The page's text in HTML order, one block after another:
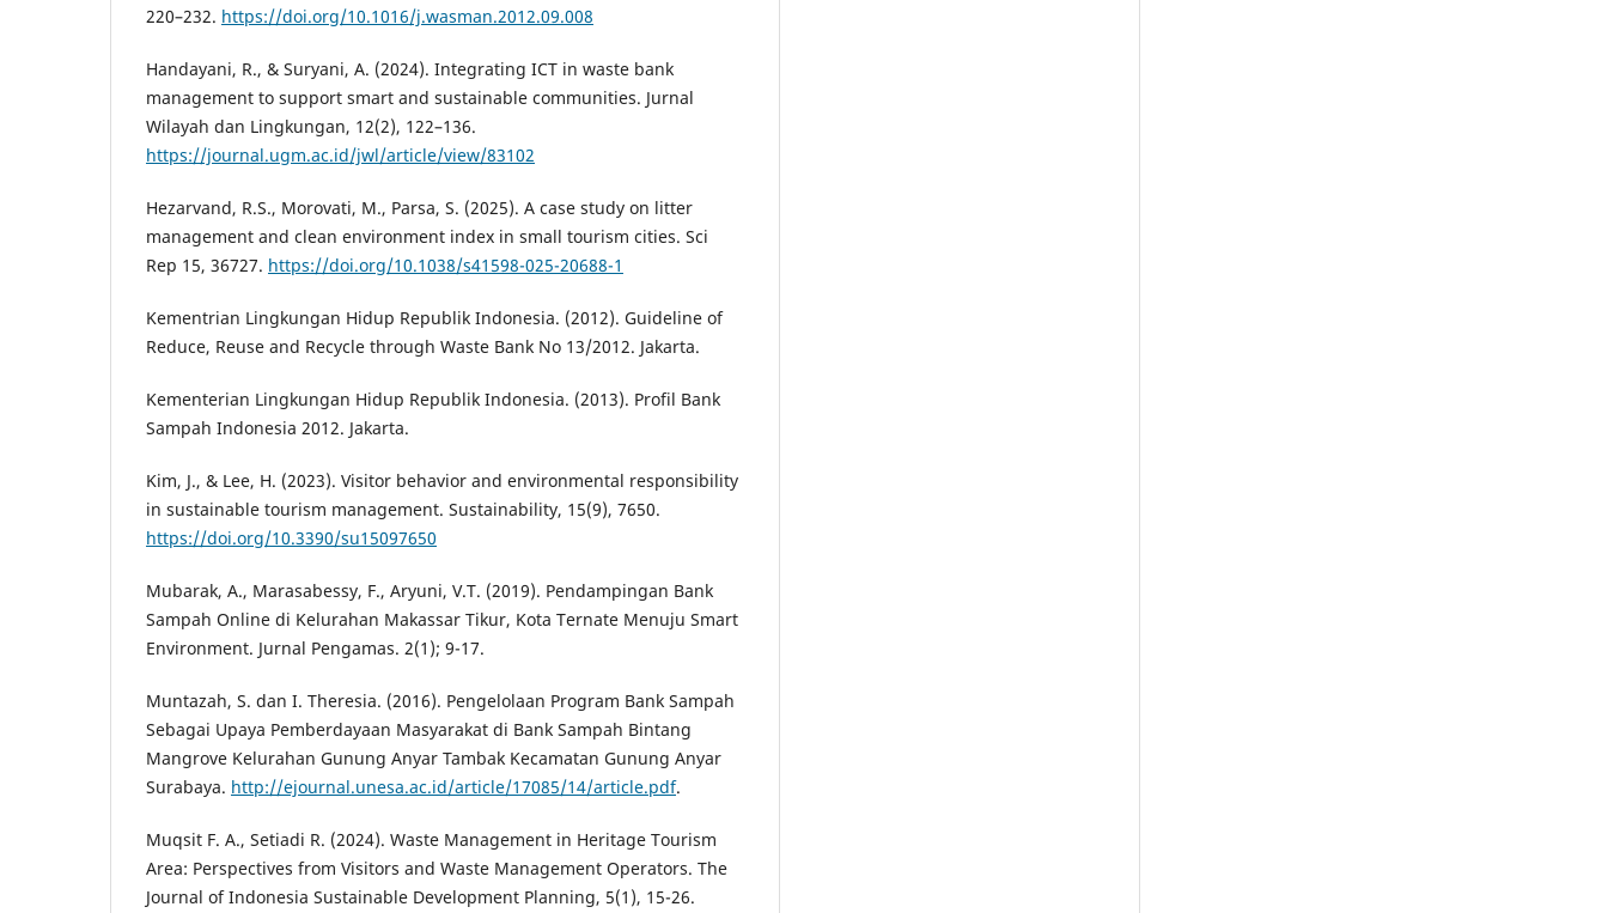
220–232. https://doi.org/10.1016/j.wasman.2012.09.008
Handayani, R., & Suryani, A. (2024). Integrating ICT in waste bank
management to support smart and sustainable communities. Jurnal
Wilayah dan Lingkungan, 12(2), 122–136.
https://journal.ugm.ac.id/jwl/article/view/83102
Hezarvand, R.S., Morovati, M., Parsa, S. (2025). A case study on litter
management and clean environment index in small tourism cities. Sci
Rep 15, 36727. https://doi.org/10.1038/s41598-025-20688-1
Kementrian Lingkungan Hidup Republik Indonesia. (2012). Guideline of
Reduce, Reuse and Recycle through Waste Bank No 13/2012. Jakarta.
Kementerian Lingkungan Hidup Republik Indonesia. (2013). Profil Bank
Sampah Indonesia 2012. Jakarta.
Kim, J., & Lee, H. (2023). Visitor behavior and environmental responsibility
in sustainable tourism management. Sustainability, 15(9), 7650.
https://doi.org/10.3390/su15097650
Mubarak, A., Marasabessy, F., Aryuni, V.T. (2019). Pendampingan Bank
Sampah Online di Kelurahan Makassar Tikur, Kota Ternate Menuju Smart
Environment. Jurnal Pengamas. 2(1); 9-17.
Muntazah, S. dan I. Theresia. (2016). Pengelolaan Program Bank Sampah
Sebagai Upaya Pemberdayaan Masyarakat di Bank Sampah Bintang
Mangrove Kelurahan Gunung Anyar Tambak Kecamatan Gunung Anyar
Surabaya. http://ejournal.unesa.ac.id/article/17085/14/article.pdf.
Muqsit F. A., Setiadi R. (2024). Waste Management in Heritage Tourism
Area: Perspectives from Visitors and Waste Management Operators. The
Journal of Indonesia Sustainable Development Planning, 5(1), 15-26.